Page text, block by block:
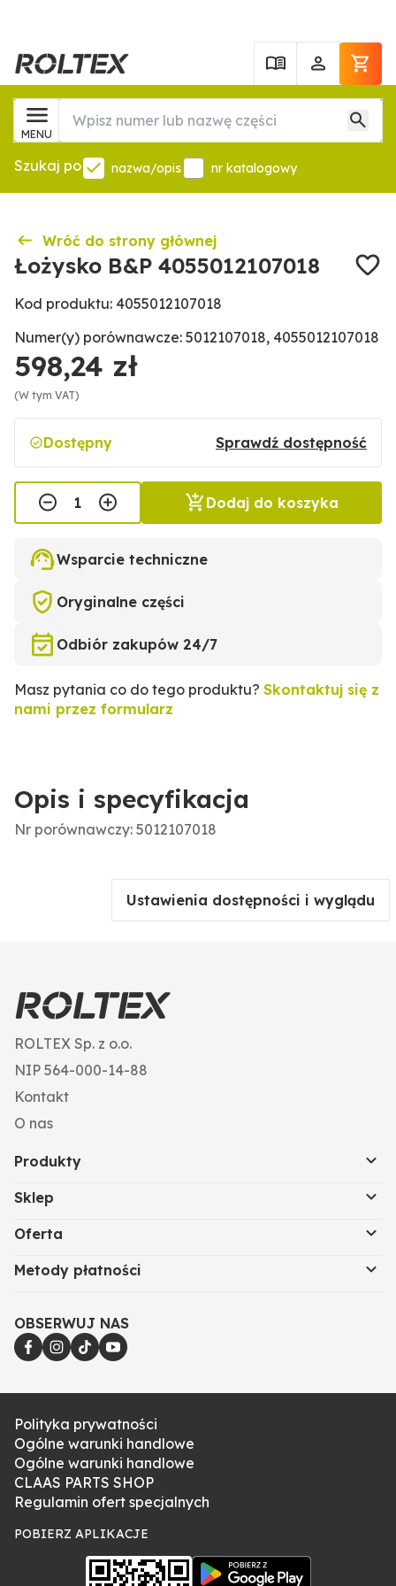
MENU
Szukaj po nazwa/opis nr katalogowy
Wróć do strony głównej
Łożysko B&P 4055012107018
Kod produktu: 4055012107018
Numer(y) porównawcze: 5012107018, 4055012107018
598,24 zł
(W tym VAT)
Dostępny Sprawdź dostępność
Dodaj do koszyka
Wsparcie techniczne
Oryginalne części
Odbiór zakupów 24/7
Masz pytania co do tego produktu? Skontaktuj się z
nami przez formularz
Opis i specyfikacja
Nr porównawczy: 5012107018
Ustawienia dostępności i wyglądu
ROLTEX Sp. z o.o.
NIP 564-000-14-88
Kontakt
O nas
Produkty
Sklep
Oferta
Metody płatności
OBSERWUJ NAS
Polityka prywatności
Ogólne warunki handlowe
Ogólne warunki handlowe
CLAAS PARTS SHOP
Regulamin ofert specjalnych
POBIERZ APLIKACJE